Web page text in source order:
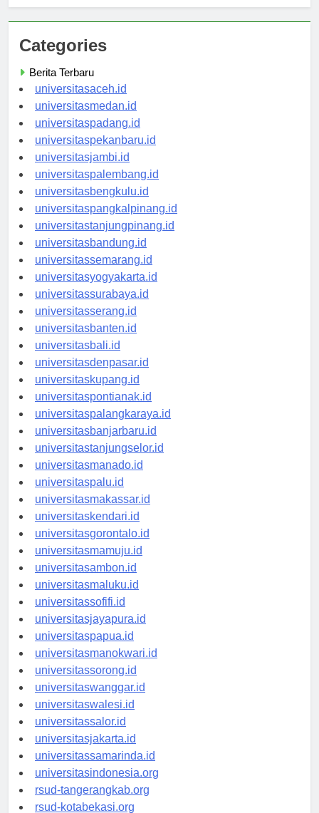
Categories
Berita Terbaru
universitasaceh.id
universitasmedan.id
universitaspadang.id
universitaspekanbaru.id
universitasjambi.id
universitaspalembang.id
universitasbengkulu.id
universitaspangkalpinang.id
universitastanjungpinang.id
universitasbandung.id
universitassemarang.id
universitasyogyakarta.id
universitassurabaya.id
universitasserang.id
universitasbanten.id
universitasbali.id
universitasdenpasar.id
universitaskupang.id
universitaspontianak.id
universitaspalangkaraya.id
universitasbanjarbaru.id
universitastanjungselor.id
universitasmanado.id
universitaspalu.id
universitasmakassar.id
universitaskendari.id
universitasgorontalo.id
universitasmamuju.id
universitasambon.id
universitasmaluku.id
universitassofifi.id
universitasjayapura.id
universitaspapua.id
universitasmanokwari.id
universitassorong.id
universitaswanggar.id
universitaswalesi.id
universitassalor.id
universitasjakarta.id
universitassamarinda.id
universitasindonesia.org
rsud-tangerangkab.org